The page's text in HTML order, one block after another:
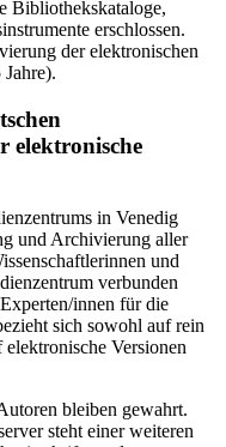
Bibliothekskataloge,
erschlossen.
der elektronischen
elektronische
in Venedig
und Archivierung aller
und
verbunden
innen für die
sich sowohl auf rein
Versionen
bleiben gewahrt.
steht einer weiteren